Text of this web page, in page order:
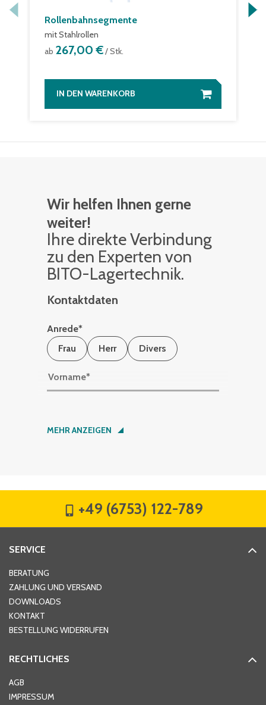
Rollenbahnsegmente
mit Stahlrollen
ab 267,00 €/ Stk.
IN DEN WARENKORB
Wir helfen Ihnen gerne
weiter!
Ihre di­rek­te Ver­bin­dung
zu den Ex­per­ten von
BITO-La­ger­tech­nik.
Kontaktdaten
Anrede*
Frau
Herr Divers
Vorname*
Nachname*
Hausnummer
Ort*
MEHR ANZEIGEN
+49 (6753) 122-789
SERVICE
BERATUNG
ZAHLUNG UND VERSAND
DOWNLOADS
KONTAKT
BESTELLUNG WIDERRUFEN
RECHTLICHES
AGB
IMPRESSUM